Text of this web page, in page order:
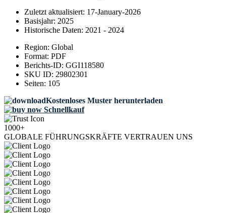
Zuletzt aktualisiert: 17-January-2026
Basisjahr: 2025
Historische Daten: 2021 - 2024
Region: Global
Format: PDF
Berichts-ID: GGI118580
SKU ID: 29802301
Seiten: 105
Kostenloses Muster herunterladen
Schnellkauf
1000+
GLOBALE FÜHRUNGSKRÄFTE VERTRAUEN UNS